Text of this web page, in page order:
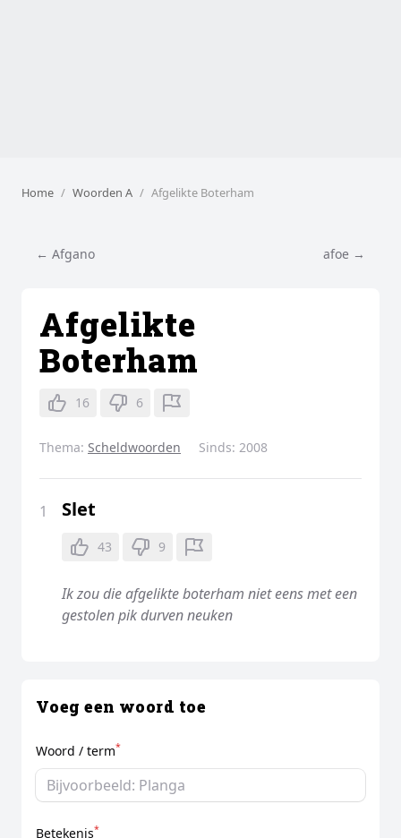
Home Woorden A Afgelikte Boterham
← Afgano afoe →
Afgelikte
Boterham
16 6
Thema: Scheldwoorden Sinds: 2008
1 Slet
43 9
Ik zou die afgelikte boterham niet eens met een
gestolen pik durven neuken
Voeg een woord toe
Woord / term*
Betekenis*